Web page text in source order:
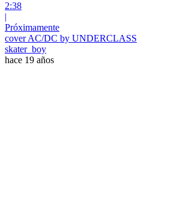
2:38
|
Próximamente
cover AC/DC by UNDERCLASS
skater_boy
hace 19 años